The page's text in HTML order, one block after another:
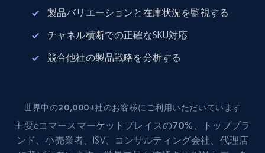
製品バリエーションと在庫状況を監視する
チャネル横断での正確なSKU対応
競合他社の製品戦略を分析する
世界中の20,000+社のお客様にご利用いただいています
主要eコマース マーケットプレイスの70% 、トップブラ
ンド、小売業者、ISV、コンサルティング会社、代理店